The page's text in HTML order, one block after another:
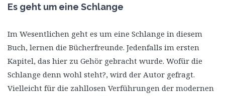
Es geht um eine Schlange
Im Wesentlichen geht es um eine Schlange in diesem
Buch, lernen die Bücherfreunde. Jedenfalls im ersten
Kapitel, das hier zu Gehör gebracht wurde. Wofür die
Schlange denn wohl steht?, wird der Autor gefragt.
Vielleicht für die zahllosen Verführungen der modernen